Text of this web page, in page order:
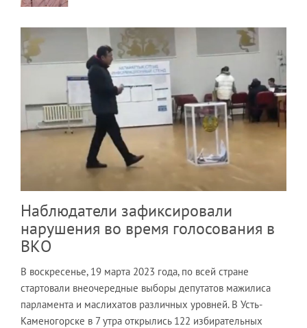
Наблюдатели зафиксировали
нарушения во время голосования в
ВКО
В воскресенье, 19 марта 2023 года, по всей стране
стартовали внеочередные выборы депутатов мажилиса
парламента и маслихатов различных уровней. В Усть-
Каменогорске в 7 утра открылись 122 избирательных